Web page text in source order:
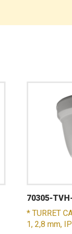
70305-
* TURRET
1, 2,8 mm,